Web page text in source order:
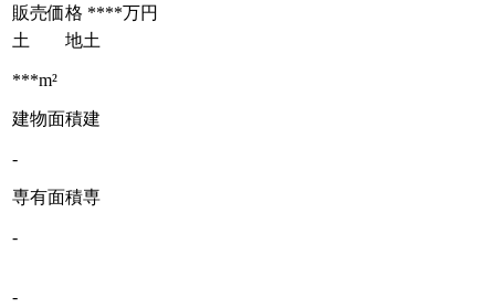
販売価格 ****万円
土 地土
***m²
建物面積建
-
専有面積専
-
-